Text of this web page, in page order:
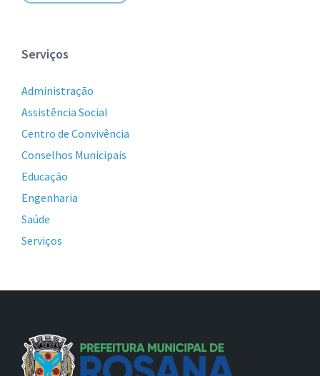
Serviços
Administração
Assistência Social
Centro de Convivência
Conselhos Municipais
Educação
Engenharia
Saúde
Serviços